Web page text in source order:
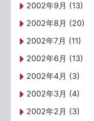
2002年9月 (13)
2002年8月 (20)
2002年7月 (11)
2002年6月 (13)
2002年4月 (3)
2002年3月 (4)
2002年2月 (3)